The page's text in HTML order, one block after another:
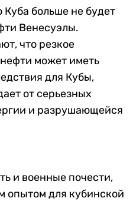
Куба больше не будет
Венесуэлы.
что резкое
может иметь
для Кубы,
от серьезных
и разрушающейся
и военные почести,
опытом для кубинской